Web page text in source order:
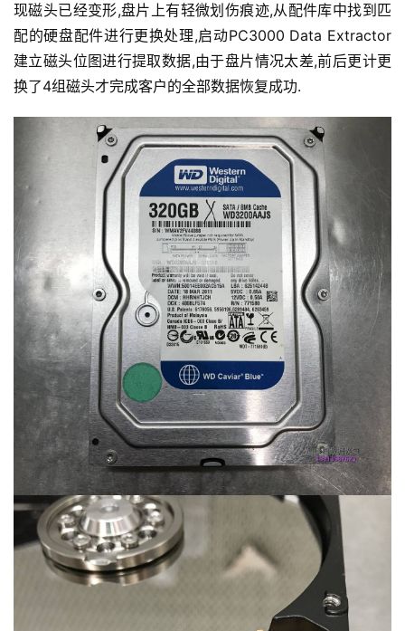
现磁头已经变形,盘片上有轻微划伤痕迹,从配件库中找到匹
配的硬盘配件进行更换处理,启动PC3000 Data Extractor
建立磁头位图进行提取数据,由于盘片情况太差,前后更计更
换了4组磁头才完成客户的全部数据恢复成功.